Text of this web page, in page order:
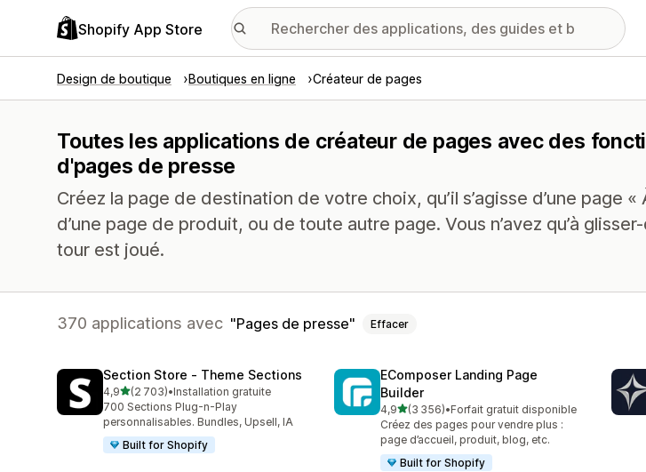
Shopify App Store
Design de boutique Boutiques en ligne Créateur de pages
Toutes les applications de créateur de pages avec des
d'pages de presse
Créez la page de destination de votre choix, qu’il s’agisse d’une page «
d’une page de produit, ou de toute autre page. Vous n’avez qu’à
tour est joué.
370 applications avec Pages de presse Effacer
Section Store ‑ Theme Sections
4,9étoile(s) sur 5
(2 703)
2703 avis au total
•Installation gratuite
700 Sections Plug-n-Play
personnalisables. Bundles, Upsell, IA
Built for Shopify
EComposer Landing Page
Builder
4,9étoile(s) sur 5
(3 356)
3356 avis au total
•Forfait gratuit disponible
Créez des pages pour vendre plus :
page d’accueil, produit, blog, etc.
Built for Shopify